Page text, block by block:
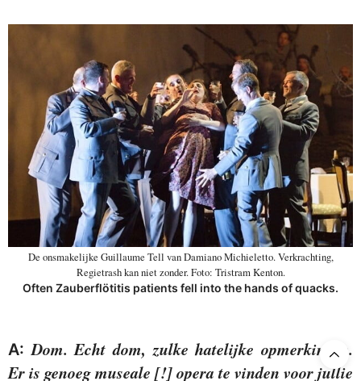
De onsmakelijke Guillaume Tell van Damiano Michieletto. Verkrachting,
Regietrash kan niet zonder. Foto: Tristram Kenton.
Often Zauberflötitis patients fell into the hands of quacks.
A: Dom. Echt dom, zulke hatelijke opmerkingen.
Er is genoeg museale [!] opera te vinden voor jullie